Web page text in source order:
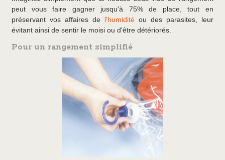
peut vous faire gagner jusqu'à 75% de place, tout en
préservant vos affaires de l'humidité ou des parasites, leur
évitant ainsi de sentir le moisi ou d'être détériorés.
Pour un rangement simplifié